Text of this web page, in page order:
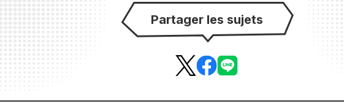
Partager les sujets